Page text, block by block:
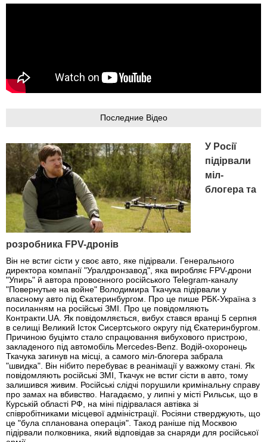
Последние Відео
У Росії
підірвали
міл-
блогера та
розробника FPV-дронів
Він не встиг сісти у своє авто, яке підірвали. Генерального
директора компанії "Уралдронзавод", яка виробляє FPV-дрони
"Упирь" й автора провоєнного російського Telegram-каналу
"Повернутые на войне" Володимира Ткачука підірвали у
власному авто під Єкатеринбургом. Про це пише РБК-Україна з
посиланням на російські ЗМІ. Про це повідомляють
Контракти.UA. Як повідомляється, вибух стався вранці 5 серпня
в селищі Великий Істок Сисертського округу під Єкатеринбургом.
Причиною буцімто стало спрацювання вибухового пристрою,
закладеного під автомобіль Mercedes-Benz. Водій-охоронець
Ткачука загинув на місці, а самого міл-блогера забрала
"швидка". Він нібито перебуває в реанімації у важкому стані. Як
повідомляють російські ЗМІ, Ткачук не встиг сісти в авто, тому
залишився живим. Російські слідчі порушили кримінальну справу
про замах на вбивство. Нагадаємо, у липні у місті Рильськ, що в
Курській області РФ, на міні підірвалася автівка зі
співробітниками місцевої адміністрації. Росіяни стверджують, що
це "була спланована операція". Такод раніше під Москвою
підірвали полковника, який відповідав за снаряди для російської